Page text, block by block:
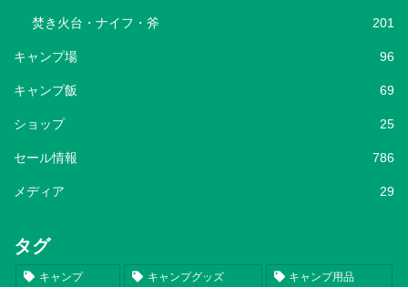
焚き火台・ナイフ・斧 201
キャンプ場 96
キャンプ飯 69
ショップ 25
セール情報 786
メディア 29
タグ
キャンプ キャンプグッズ キャンプ用品